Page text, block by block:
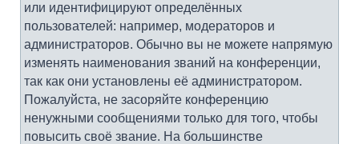
или идентифицируют определённых
пользователей: например, модераторов и
администраторов. Обычно вы не можете напрямую
изменять наименования званий на конференции,
так как они установлены её администратором.
Пожалуйста, не засоряйте конференцию
ненужными сообщениями только для того, чтобы
повысить своё звание. На большинстве